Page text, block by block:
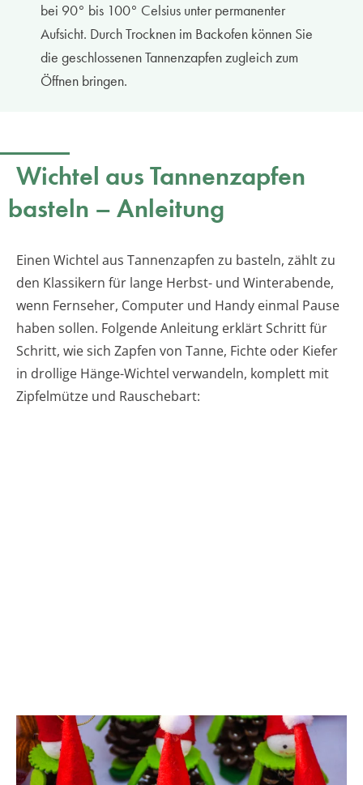
bei 90° bis 100° Celsius unter permanenter
Aufsicht. Durch Trocknen im Backofen können Sie
die geschlossenen Tannenzapfen zugleich zum
Öffnen bringen.
Wichtel aus Tannenzapfen
basteln – Anleitung
Einen Wichtel aus Tannenzapfen zu basteln, zählt zu
den Klassikern für lange Herbst- und Winterabende,
wenn Fernseher, Computer und Handy einmal Pause
haben sollen. Folgende Anleitung erklärt Schritt für
Schritt, wie sich Zapfen von Tanne, Fichte oder Kiefer
in drollige Hänge-Wichtel verwandeln, komplett mit
Zipfelmütze und Rauschebart: